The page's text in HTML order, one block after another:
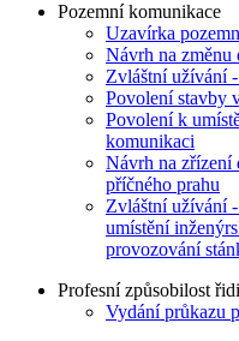
Pozemní komunikace
Uzavírka
Návrh na změnu
Zvláštní užívání
Povolení stavby
Povolení k
komunikaci
Návrh na zřízení
příčného prahu
Zvláštní užívání
umístění
provozování
Profesní způsobilost
Vydání průkazu